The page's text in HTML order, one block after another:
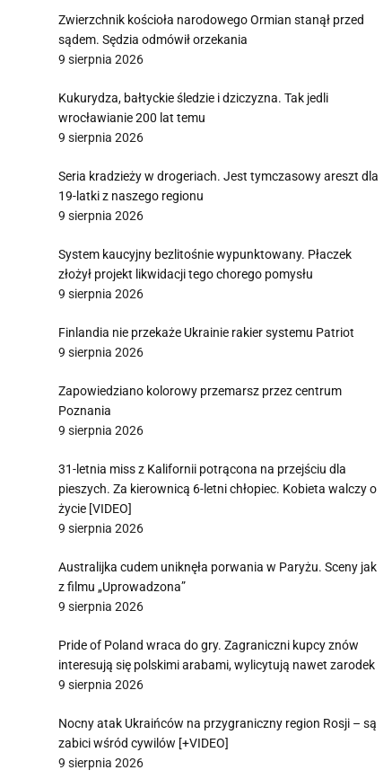
Zwierzchnik kościoła narodowego Ormian stanął przed
sądem. Sędzia odmówił orzekania
9 sierpnia 2026
Kukurydza, bałtyckie śledzie i dziczyzna. Tak jedli
wrocławianie 200 lat temu
9 sierpnia 2026
Seria kradzieży w drogeriach. Jest tymczasowy areszt dla
19-latki z naszego regionu
9 sierpnia 2026
System kaucyjny bezlitośnie wypunktowany. Płaczek
złożył projekt likwidacji tego chorego pomysłu
9 sierpnia 2026
Finlandia nie przekaże Ukrainie rakier systemu Patriot
9 sierpnia 2026
Zapowiedziano kolorowy przemarsz przez centrum
Poznania
9 sierpnia 2026
31-letnia miss z Kalifornii potrącona na przejściu dla
pieszych. Za kierownicą 6-letni chłopiec. Kobieta walczy o
życie [VIDEO]
9 sierpnia 2026
Australijka cudem uniknęła porwania w Paryżu. Sceny jak
z filmu „Uprowadzona”
9 sierpnia 2026
Pride of Poland wraca do gry. Zagraniczni kupcy znów
interesują się polskimi arabami, wylicytują nawet zarodek
9 sierpnia 2026
Nocny atak Ukraińców na przygraniczny region Rosji – są
zabici wśród cywilów [+VIDEO]
9 sierpnia 2026